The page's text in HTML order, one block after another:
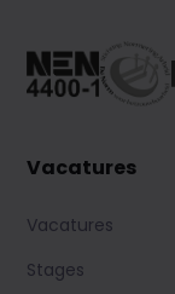
Vacatures
Vacatures
Stages